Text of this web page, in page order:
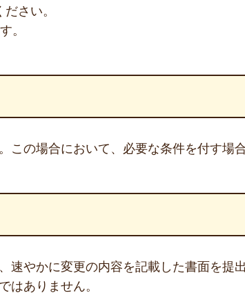
さい。
。
の場合において、必要な条件を付す場合
速やかに変更の内容を記載した書面を提
はありません。